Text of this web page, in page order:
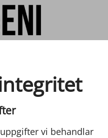
vi behandlar